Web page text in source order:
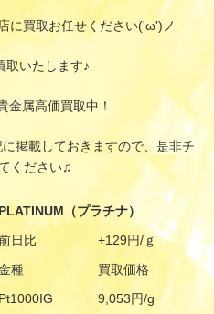
に買取お任せください('ω')ノ
取いたします♪
金属高価買取中！
掲載しておきますので、是非チ
ください♫
PLATINUM（プラチナ）
日比
+129円/ｇ
種
買取価格
Pt1000IG
9,053円/g